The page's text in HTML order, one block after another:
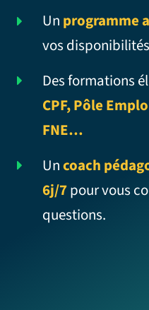
Un programme
vos
Des formations
CPF, Pôle
FNE…
Uncoach
6j/7pour vous
questions.